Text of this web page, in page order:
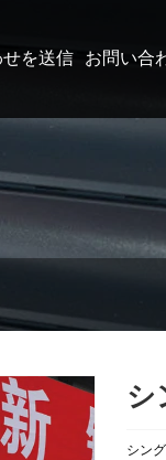
を送信 お問い合
シ
シン